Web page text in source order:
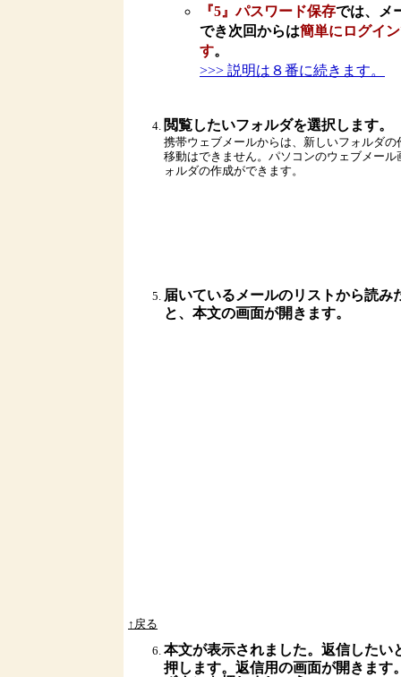
『5』パスワード保存では、メ
でき次回からは簡単にログイ
す。
>>> 説明は８番に続きます。
閲覧したいフォルダを選択します。
携帯ウェブメールからは、新しいフォルダ
移動はできません。パソコンのウェブメー
ォルダの作成ができます。
届いているメールのリストから読み
と、本文の画面が開きます。
↑戻る
本文が表示されました。返信したい
押します。返信用の画面が開きます